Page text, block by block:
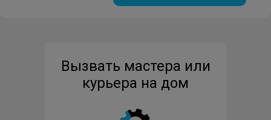
Вызвать мастера или
курьера на дом